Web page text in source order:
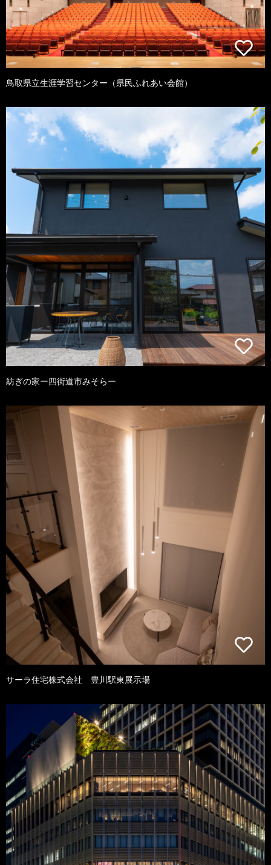
鳥取県立生涯学習センター（県民ふれあい会館）
紡ぎの家ー四街道市みそらー
サーラ住宅株式会社 豊川駅東展示場